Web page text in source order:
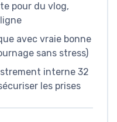
pour du vlog,
avec vraie bonne
sans stress)
interne 32
les prises